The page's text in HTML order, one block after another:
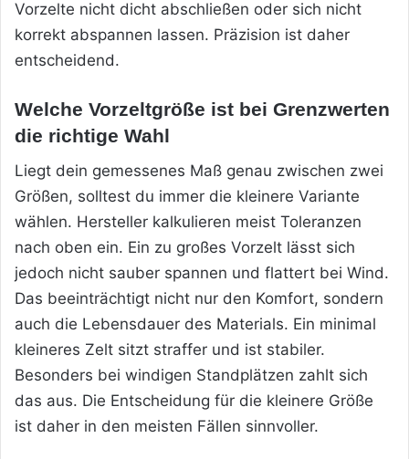
Vorzelte nicht dicht abschließen oder sich nicht
korrekt abspannen lassen. Präzision ist daher
entscheidend.
Welche Vorzeltgröße ist bei Grenzwerten
die richtige Wahl
Liegt dein gemessenes Maß genau zwischen zwei
Größen, solltest du immer die kleinere Variante
wählen. Hersteller kalkulieren meist Toleranzen
nach oben ein. Ein zu großes Vorzelt lässt sich
jedoch nicht sauber spannen und flattert bei Wind.
Das beeinträchtigt nicht nur den Komfort, sondern
auch die Lebensdauer des Materials. Ein minimal
kleineres Zelt sitzt straffer und ist stabiler.
Besonders bei windigen Standplätzen zahlt sich
das aus. Die Entscheidung für die kleinere Größe
ist daher in den meisten Fällen sinnvoller.